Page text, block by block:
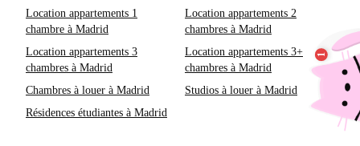
Location appartements 1
chambre à Madrid
Location appartements 2
chambres à Madrid
Location appartements 3
chambres à Madrid
Location appartements 3+
chambres à Madrid
Chambres à louer à Madrid
Studios à louer à Madrid
Résidences étudiantes à Madrid